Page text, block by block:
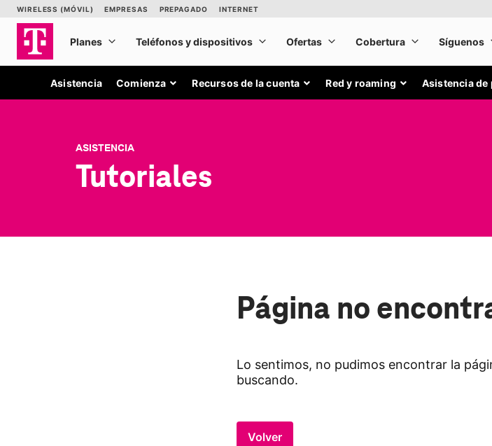
Asistencia Comienza Recursos de la cuenta Red y roaming Asistencia de
ASISTENCIA
Tutoriales